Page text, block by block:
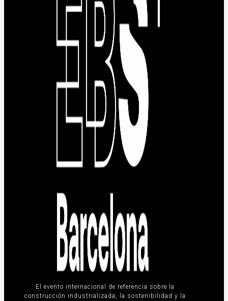
El evento internacional de referencia sobre la
construcción industrializada, la sostenibilidad y la